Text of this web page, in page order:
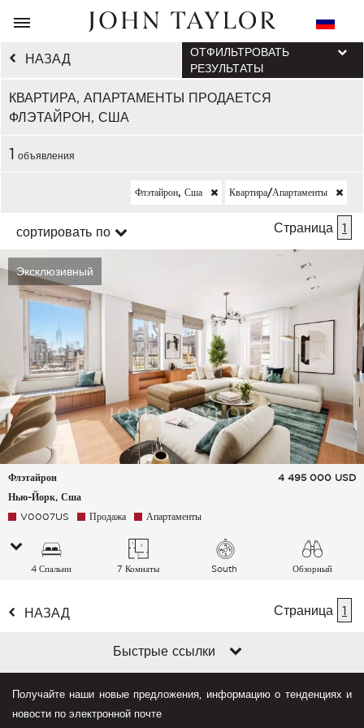
НАЗАД
КВАРТИРА, АПАРТАМЕНТЫ ПРОДАЕТСЯ
ФЛЭТАЙРОН, США
ОТФИЛЬТРОВАТЬ
РЕЗУЛЬТАТЫ
1 объявления
Флэтайрон, Сша Квартира/апартаменты
сортировать по Страница 1
Эксклюзивный
Флэтайрон
Нью-Йорк, Сша
4 495 000 USD
V0007US Продажа Апартаменты
4 Спальни 7 Комнаты South Обзорный
НАЗАД Страница 1
Быстрые ссылки
Получайте наши новые предложения, информацию о тенденциях и
новости по электронной почте